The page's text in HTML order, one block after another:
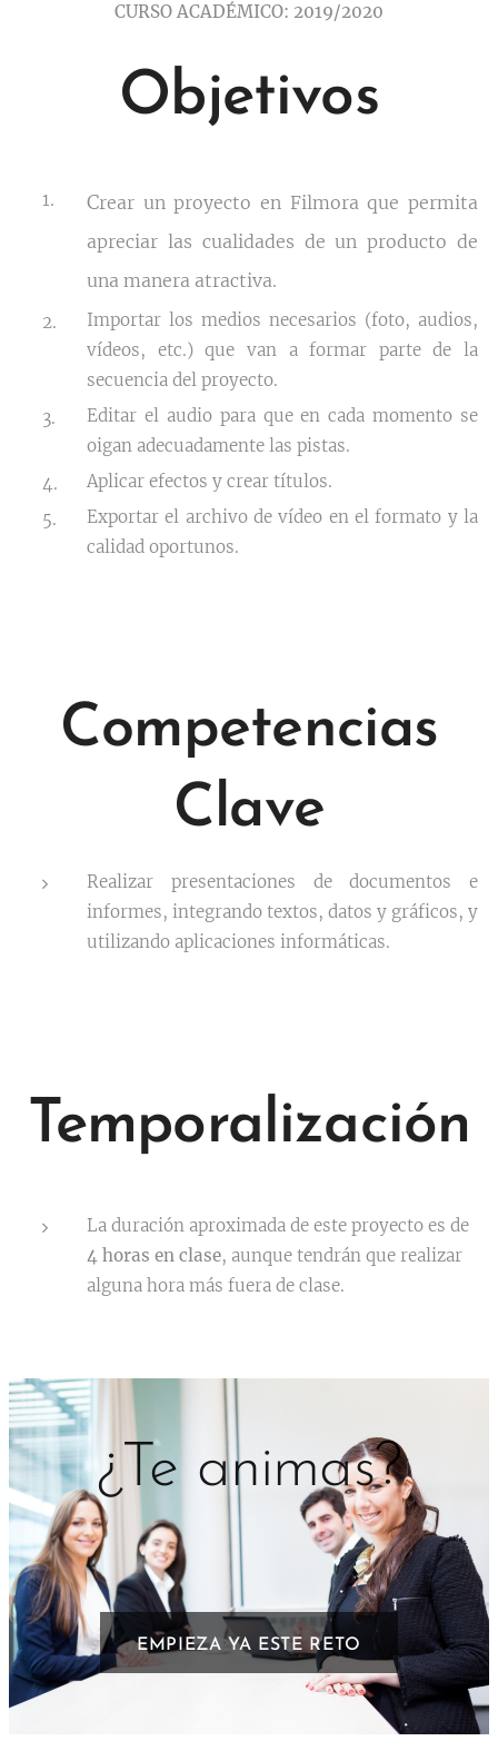
CURSO ACADÉMICO: 2019/2020
Objetivos
Crear un proyecto en Filmora que permita
apreciar las cualidades de un producto de
una manera atractiva.
Importar los medios necesarios (foto, audios,
vídeos, etc.) que van a formar parte de la
secuencia del proyecto.
Editar el audio para que en cada momento se
oigan adecuadamente las pistas.
Aplicar efectos y crear títulos.
Exportar el archivo de vídeo en el formato y la
calidad oportunos.
Competencias
Clave
Realizar presentaciones de documentos e
informes, integrando textos, datos y gráficos, y
utilizando aplicaciones informáticas.
Temporalización
La duración aproximada de este proyecto es de
4 horas en clase, aunque tendrán que realizar
alguna hora más fuera de clase.
¿Te animas?
EMPIEZA YA ESTE RETO